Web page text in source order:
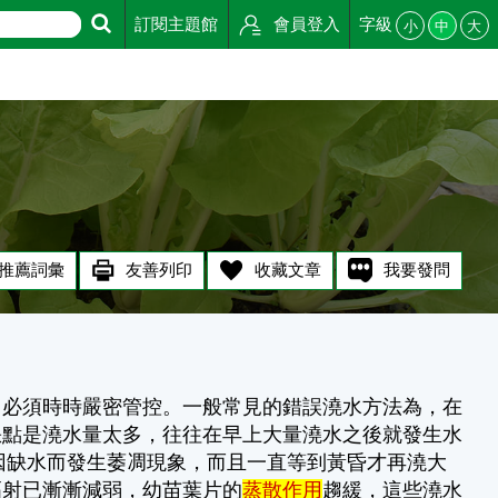
訂閱主題館 會員登入 字級 小 中 大
薦詞彙 友善列印 收藏文章 我要發問
須時時嚴密管控。一般常見的錯誤澆水方法為，在
是澆水量太多，往往在早上大量澆水之後就發生水
水而發生萎凋現象，而且一直等到黃昏才再澆大
已漸漸減弱，幼苗葉片的蒸散作用 趨緩，這些澆水